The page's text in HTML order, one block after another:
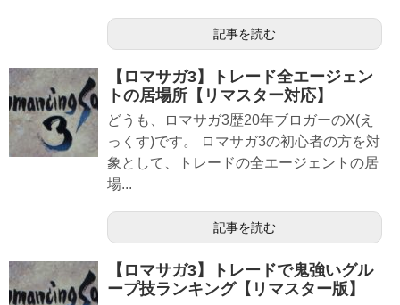
記事を読む
【ロマサガ3】トレード全エージェン
トの居場所【リマスター対応】
どうも、ロマサガ3歴20年ブロガーのX(え
っくす)です。 ロマサガ3の初心者の方を対
象として、トレードの全エージェントの居
場...
記事を読む
【ロマサガ3】トレードで鬼強いグル
ープ技ランキング【リマスター版】